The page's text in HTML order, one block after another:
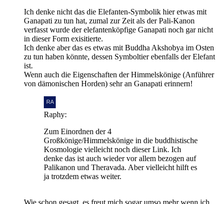
Ich denke nicht das die Elefanten-Symbolik hier etwas mit
Ganapati zu tun hat, zumal zur Zeit als der Pali-Kanon
verfasst wurde der elefantenköpfige Ganapati noch gar nicht
in dieser Form exisitierte.
Ich denke aber das es etwas mit Buddha Akshobya im Osten
zu tun haben könnte, dessen Symboltier ebenfalls der Elefant
ist.
Wenn auch die Eigenschaften der Himmelskönige (Anführer
von dämonischen Horden) sehr an Ganapati erinnern!
Raphy:
Zum Einordnen der 4
Großkönige/Himmelskönige in die buddhistische
Kosmologie vielleicht noch dieser Link. Ich
denke das ist auch wieder vor allem bezogen auf
Palikanon und Theravada. Aber vielleicht hilft es
ja trotzdem etwas weiter.
Wie schon gesagt, es freut mich sogar umso mehr wenn ich